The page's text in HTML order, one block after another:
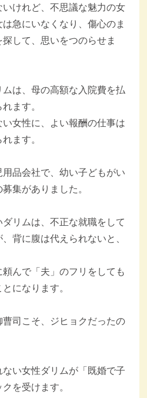
けれど、不思議な魅力の女
急にいなくなり、傷心のま
して、思いをつのらせま
は、母の高額な入院費を払
ます。
女性に、よい報酬の仕事は
ます。
品会社で、幼い子どもがい
集がありました。
リムは、不正な就職をして
背に腹は代えられないと、
んで「夫」のフリをしても
になります。
司こそ、ジヒョクだったの
い女性ダリムが「既婚で子
を受けます。